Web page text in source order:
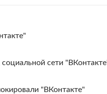
сети
"ВКонтакте"